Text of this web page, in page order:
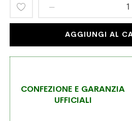
Aggiungi
AGGIUNGI AL
CONFEZIONE E GARANZIA
UFFICIALI